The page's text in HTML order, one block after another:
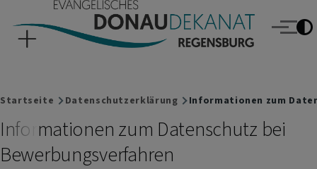
Direkt zum Inhalt
Evangelisches Donaudekanat Regensburg
Menü
Breadcrumb
Startseite Datenschutzerklärung Informationen zum
Informationen zum Datenschutz bei
Bewerbungsverfahren